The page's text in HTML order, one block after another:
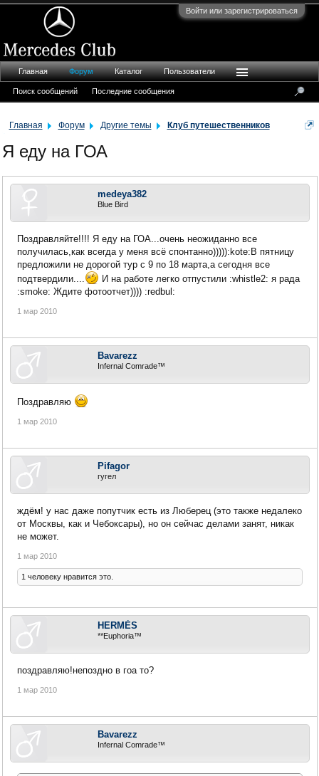
Войти или зарегистрироваться
Главная Форум Другие темы Клуб путешественников
Я еду на ГОА
medeya382
Blue Bird
Поздравляйте!!!! Я еду на ГОА...очень неожиданно все
получилась,как всегда у меня всё спонтанно))))):kote:В пятницу
предложили не дорогой тур с 9 по 18 марта,а сегодня все
подтвердили....
И на работе легко отпустили :whistle2: я рада
:smoke: Ждите фотоотчет)))) :redbul:
1 мар 2010
Bavarezz
Infernal Comrade™
Поздравляю
1 мар 2010
Pifagor
гугел
ждём! у нас даже попутчик есть из Люберец (это также недалеко
от Москвы, как и Чебоксары), но он сейчас делами занят, никак
не может.
1 мар 2010
1 человеку нравится это.
HERMÈS
**Euphoria™
поздравляю!непоздно в гоа то?
1 мар 2010
Bavarezz
Infernal Comrade™
Главная Форум
Поиск сообщений Последние сообщения
Каталог Пользователи